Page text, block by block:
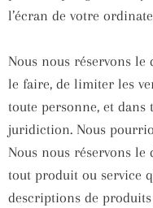
l’écran de votre
Nous nous réservons le
le faire, de limiter les
toute personne, et
juridiction. Nous
Nous nous réservons
tout produit ou service
descriptions de